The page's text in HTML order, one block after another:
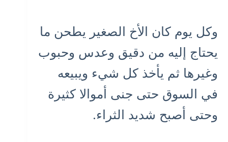
وكل يوم كان الأخ الصغير يطحن ما
يحتاج إليه من دقيق وعدس وحبوب
وغيرها ثم يأخذ كل شيء ويبيعه
في السوق حتى جنى أموالا كثيرة
وحتى أصبح شديد الثراء.